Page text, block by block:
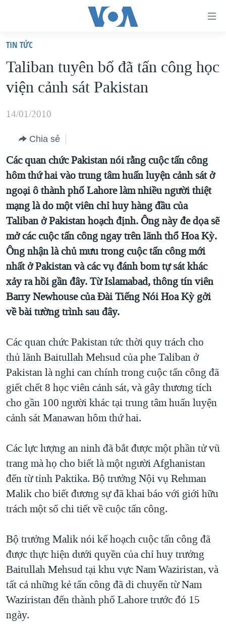
truy
cập
Tới
dung
chính
điều
hướng
chính
Đi
tới
"Tìm"
VIỆT NAM
HOA KỲ
BIỂN ĐÔNG
BLOG
DIỄN ĐÀN
MỤC
TỰ DO BÁO CHÍ
VẠCH TRẦN TIN GIẢ
NGƯỜI VIỆT HẢI NGOẠI
ĐỜI SỐNG
KHOA HỌC
SỨC KHOẺ
THỂ THAO
CHUYÊN ĐỀ
CHIẾN TRANH THƯƠNG MẠI CỦA MỸ: QUÁ KHỨ VÀ HIỆN
HÀNH TRÌNH BẦU CỬ 2024
MỘT NĂM CHIẾN TRANH TẠI DẢI GAZA
GIẢI MÃ VÀNH ĐAI & CON ĐƯỜNG
NGÀY TỊ NẠN THẾ GIỚI
TRỊNH VĨNH BÌNH - NGƯỜI HẠ 'BÊN THẮNG CUỘC'
GROUND ZERO – XƯA VÀ NAY
CHI PHÍ CHIẾN TRANH AFGHANISTAN
CÁC GIÁ TRỊ CỘNG HÒA Ở VIỆT NAM
THƯỢNG ĐỈNH TRUMP-KIM TẠI VIỆT NAM
TRỊNH VĨNH BÌNH VS. CHÍNH PHỦ VIỆT NAM
BÊN KIA QUỐC LỘ: TIẾNG VỌNG TỪ NÔNG THÔN MỸ
QUAN HỆ VIỆT MỸ
HỌC TIẾNG ANH
VIDEO
NGHE
MẠNG XÃ HỘI
TIN TỨC
Taliban tuyên bố đã tấn công học
viện cảnh sát Pakistan
14/01/2010
Chia sẻ
Các quan chức Pakistan nói rằng cuộc tấn công
hôm thứ hai vào trung tâm huấn luyện cảnh sát ở
ngoại ô thành phố Lahore làm nhiều người thiệt
mạng là do một viên chỉ huy hàng đầu của
Taliban ở Pakistan hoạch định. Ông này đe dọa sẽ
mở các cuộc tấn công ngay trên lãnh thổ Hoa Kỳ.
Ông nhận là chủ mưu trong cuộc tấn công mới
nhất ở Pakistan và các vụ đánh bom tự sát khác
xảy ra hồi gần đây. Từ Islamabad, thông tín viên
Barry Newhouse của Đài Tiếng Nói Hoa Kỳ gởi
về bài tường trình sau đây.
Các quan chức Pakistan tức thời quy trách cho
thủ lãnh Baitullah Mehsud của phe Taliban ở
Pakistan là nghi can chính trong cuộc tấn công đã
giết chết 8 học viên cảnh sát, và gây thương tích
cho gần 100 người khác tại trung tâm huấn luyện
cảnh sát Manawan hôm thứ hai.
Các lực lượng an ninh đã bắt được một phần tử vũ
trang mà họ cho biết là một người Afghanistan
đến từ tỉnh Paktika. Bộ trưởng Nội vụ Rehman
Malik cho biết đương sự đã khai báo với giới hữu
trách một số chi tiết về cuộc tấn công.
Bộ trưởng Malik nói kế hoạch cuộc tấn công đã
được thực hiện dưới quyền của chỉ huy trưởng
Baitullah Mehsud tại khu vực Nam Waziristan, và
tất cả những kẻ tấn công đã di chuyển từ Nam
Waziristan đến thành phố Lahore trước đó 15
ngày.